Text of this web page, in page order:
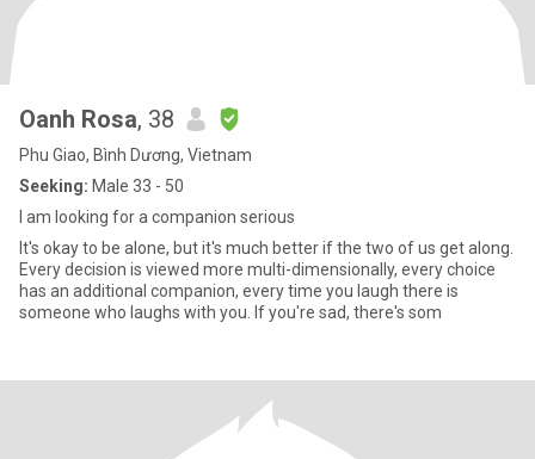
Oanh Rosa, 38
Phu Giao, Bình Dương, Vietnam
Seeking: Male 33 - 50
I am looking for a companion serious
It's okay to be alone, but it's much better if the two of us get along.
Every decision is viewed more multi-dimensionally, every choice
has an additional companion, every time you laugh there is
someone who laughs with you. If you're sad, there's som